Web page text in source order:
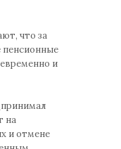
что за
пенсионные
и
на
и отмене